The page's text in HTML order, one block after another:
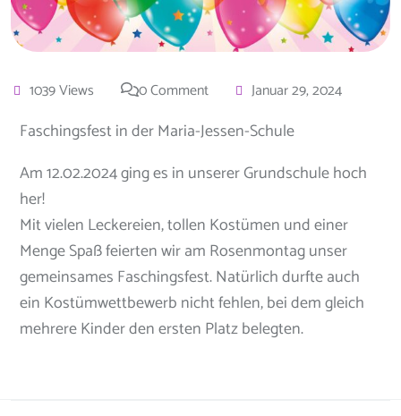
1039 Views 0 Comment Januar 29, 2024
Faschingsfest in der Maria-Jessen-Schule
Am 12.02.2024 ging es in unserer Grundschule hoch
her!
Mit vielen Leckereien, tollen Kostümen und einer
Menge Spaß feierten wir am Rosenmontag unser
gemeinsames Faschingsfest. Natürlich durfte auch
ein Kostümwettbewerb nicht fehlen, bei dem gleich
mehrere Kinder den ersten Platz belegten.